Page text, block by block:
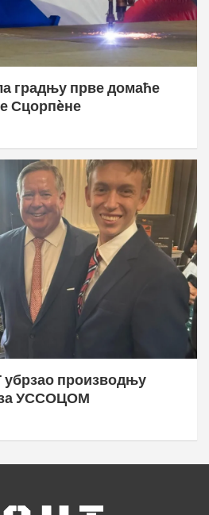
градњу прве домаће
Сцорпèне
производњу
УССОЦОМ